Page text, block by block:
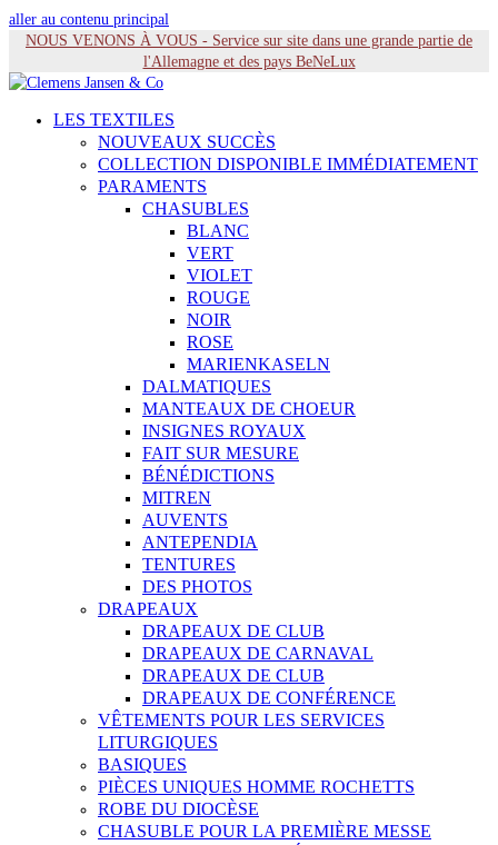
aller au contenu principal
NOUS VENONS À VOUS - Service sur site dans une grande partie de
l'Allemagne et des pays BeNeLux
LES TEXTILES
NOUVEAUX SUCCÈS
COLLECTION DISPONIBLE IMMÉDIATEMENT
PARAMENTS
CHASUBLES
BLANC
VERT
VIOLET
ROUGE
NOIR
ROSE
MARIENKASELN
DALMATIQUES
MANTEAUX DE CHOEUR
INSIGNES ROYAUX
FAIT SUR MESURE
BÉNÉDICTIONS
MITREN
AUVENTS
ANTEPENDIA
TENTURES
DES PHOTOS
DRAPEAUX
DRAPEAUX DE CLUB
DRAPEAUX DE CARNAVAL
DRAPEAUX DE CLUB
DRAPEAUX DE CONFÉRENCE
VÊTEMENTS POUR LES SERVICES
LITURGIQUES
BASIQUES
PIÈCES UNIQUES HOMME ROCHETTS
ROBE DU DIOCÈSE
CHASUBLE POUR LA PREMIÈRE MESSE